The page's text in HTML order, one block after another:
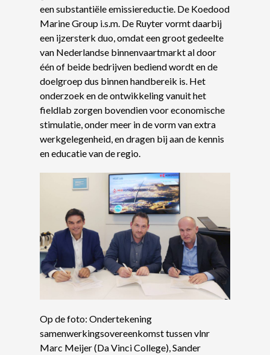
een substantiële emissiereductie. De Koedood
Marine Group i.s.m. De Ruyter vormt daarbij
een ijzersterk duo, omdat een groot gedeelte
van Nederlandse binnenvaartmarkt al door
één of beide bedrijven bediend wordt en de
doelgroep dus binnen handbereik is. Het
onderzoek en de ontwikkeling vanuit het
fieldlab zorgen bovendien voor economische
stimulatie, onder meer in de vorm van extra
werkgelegenheid, en dragen bij aan de kennis
en educatie van de regio.
Op de foto: Ondertekening
samenwerkingsovereenkomst tussen vlnr
Marc Meijer (Da Vinci College), Sander